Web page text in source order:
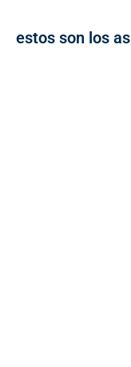
estos son los